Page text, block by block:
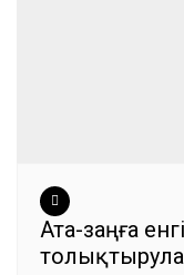
Ата-заңға